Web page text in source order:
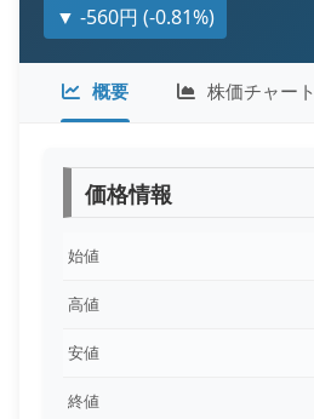
▼ -560円 (-0.81%)
概要 株価チャート
価格情報
始値
高値
安値
終値